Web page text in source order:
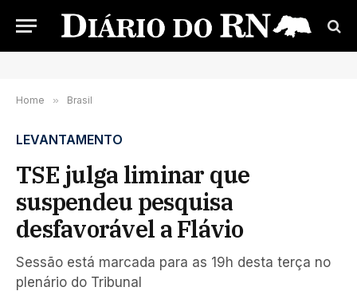
Home » Brasil
LEVANTAMENTO
TSE julga liminar que
suspendeu pesquisa
desfavorável a Flávio
Sessão está marcada para as 19h desta terça no
plenário do Tribunal